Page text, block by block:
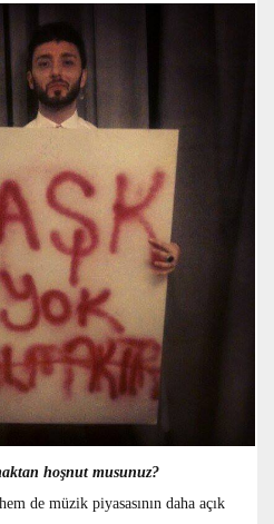
hoşnut musunuz?
de müzik piyasasının daha açık